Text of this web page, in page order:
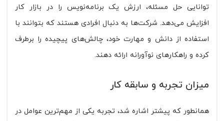
توانایی حل مسئله، ارزش یک برنامه‌نویس را در بازار کار
افزایش می‌دهد. شرکت‌ها به دنبال افرادی هستند که بتوانند با
استفاده از دانش و مهارت خود، چالش‌های پیچیده را برطرف
کرده و راهکارهای نوآورانه ارائه دهند.
میزان تجربه و سابقه کار
همانطور که پیشتر اشاره شد، تجربه یکی از مهم‌ترین عوامل در